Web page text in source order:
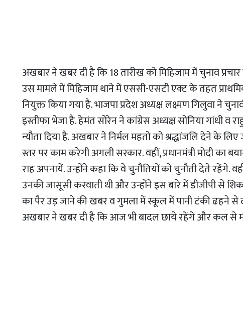
अखबार ने खबर दी है कि 18 तारीख को मिहिजाम में चुनाव
उस मामले में मिहिजाम थाने में एससी-एसटी एक्ट के तहत
नियुक्त किया गया है. भाजपा प्रदेश अध्यक्ष लक्ष्मण गिलुवा ने
इस्तीफा भेजा है. हेमंत सोरेन ने कांग्रेस अध्यक्ष सोनिया गांधी व
न्यौता दिया है. अखबार ने निर्मल महतो को श्रद्धांजलि देने के
स्तर पर काम करेगी अगली सरकार. वहीं, प्रधानमंत्री मोदी का
राह अपनायें. उन्होंने कहा कि वे चुनौतियों को चुनौती देते रहेंगे.
उनकी जासूसी करवाती थी और उन्होंने इस बारे में डीजीपी से
का पैर उड़ जाने की खबर व गुमला में स्कूल में पानी टंकी ढहने से
अखबार ने खबर दी है कि आज भी बादल छाये रहेंगे और कल से